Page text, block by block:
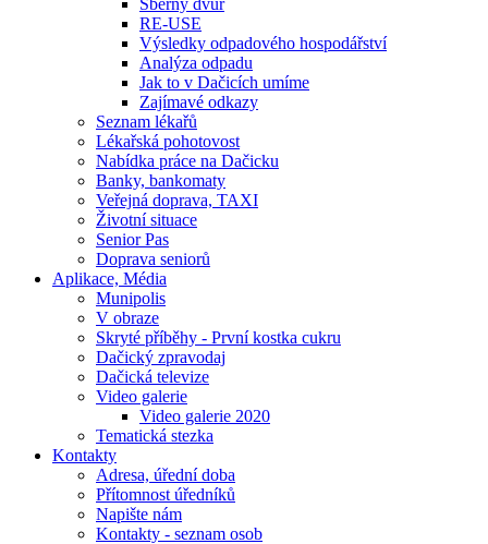
Sběrný dvůr
RE-USE
Výsledky odpadového hospodářství
Analýza odpadu
Jak to v Dačicích umíme
Zajímavé odkazy
Seznam lékařů
Lékařská pohotovost
Nabídka práce na Dačicku
Banky, bankomaty
Veřejná doprava, TAXI
Životní situace
Senior Pas
Doprava seniorů
Aplikace, Média
Munipolis
V obraze
Skryté příběhy - První kostka cukru
Dačický zpravodaj
Dačická televize
Video galerie
Video galerie 2020
Tematická stezka
Kontakty
Adresa, úřední doba
Přítomnost úředníků
Napište nám
Kontakty - seznam osob